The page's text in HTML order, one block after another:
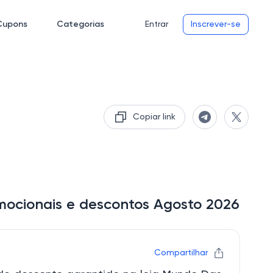
Categorias Entrar Inscrever-se
Copiar link
e descontos Agosto 2026
Compartilhar